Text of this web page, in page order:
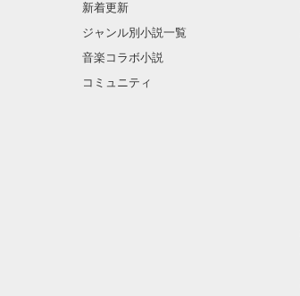
新着更新
ジャンル別小説一覧
音楽コラボ小説
コミュニティ